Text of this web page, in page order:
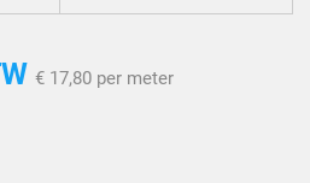
€ 17,80 per meter